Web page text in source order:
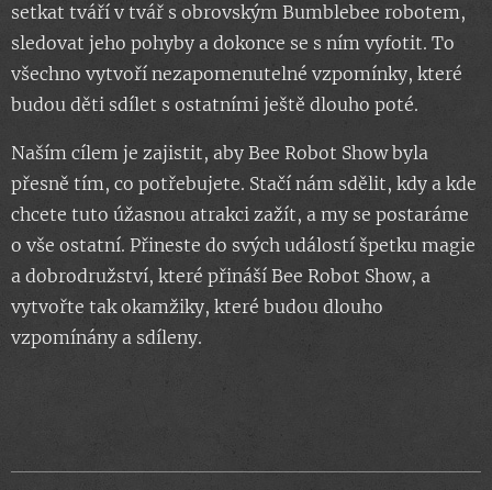
setkat tváří v tvář s obrovským Bumblebee robotem,
sledovat jeho pohyby a dokonce se s ním vyfotit. To
všechno vytvoří nezapomenutelné vzpomínky, které
budou děti sdílet s ostatními ještě dlouho poté.
Naším cílem je zajistit, aby Bee Robot Show byla
přesně tím, co potřebujete. Stačí nám sdělit, kdy a kde
chcete tuto úžasnou atrakci zažít, a my se postaráme
o vše ostatní. Přineste do svých událostí špetku magie
a dobrodružství, které přináší Bee Robot Show, a
vytvořte tak okamžiky, které budou dlouho
vzpomínány a sdíleny.